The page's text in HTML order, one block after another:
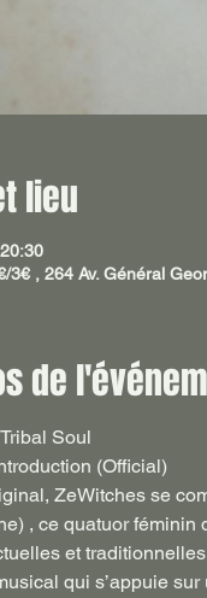
lieu
3€ , 264 Av. Général
de
Soul
(Official)
ZeWitches se
, ce quatuor
et
qui s’appuie